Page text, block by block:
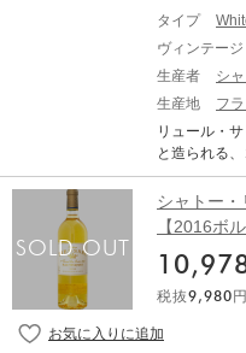
ecades. - By
ローラルで
ジ、パイナッ
に包まれてい
れた味わい
エキゾチッ
5%、ソーヴ
た。早くか
ジ。 2020と
さに驚かさ
ゆっくりと
Chateau
of 75%
a measly
sliced white
s beautifully
are
s and
h a mineral-
giness right
verything
nish,
ginger,
ered with
ンというソ
「セレモニ
えたという。
ベルから大
ッケージの
透明なガラ
一方で、歴
パクトを持
栓をして、ア
だ。また、
が、新しい
むのを容易
地：フランス
平均樹齢25
ディケム」と隣接して
れた貴腐ワ
トップクラスの品
SEC シャト
ソーテルヌ
ブラン アル
ルドヴィン
です。休ま
ください。 ●古酒特有のボトル傷や汚れがございます。 ●
澱がございま
月、出来れば2
タイプ
ヴィンテージ
生産者
シ
生産地
フ
リュール・
と造られる、
トー・ド・
ているシャ
きたリュー
ンスのために
と、ディケ
年、1992年
ったためにソ
シャトー
【2016ボ
税抜9,980 円